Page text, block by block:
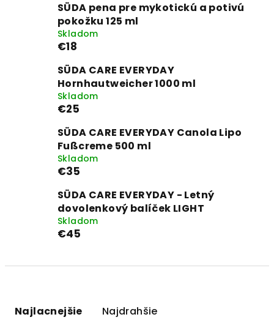
SÜDA pena pre mykotickú a potivú
pokožku 125 ml
Skladom
€18
SÜDA CARE EVERYDAY
Hornhautweicher 1000 ml
Skladom
€25
SÜDA CARE EVERYDAY Canola Lipo
Fußcreme 500 ml
Skladom
€35
SÜDA CARE EVERYDAY - Letný
dovolenkový balíček LIGHT
Skladom
€45
Najlacnejšie Najdrahšie